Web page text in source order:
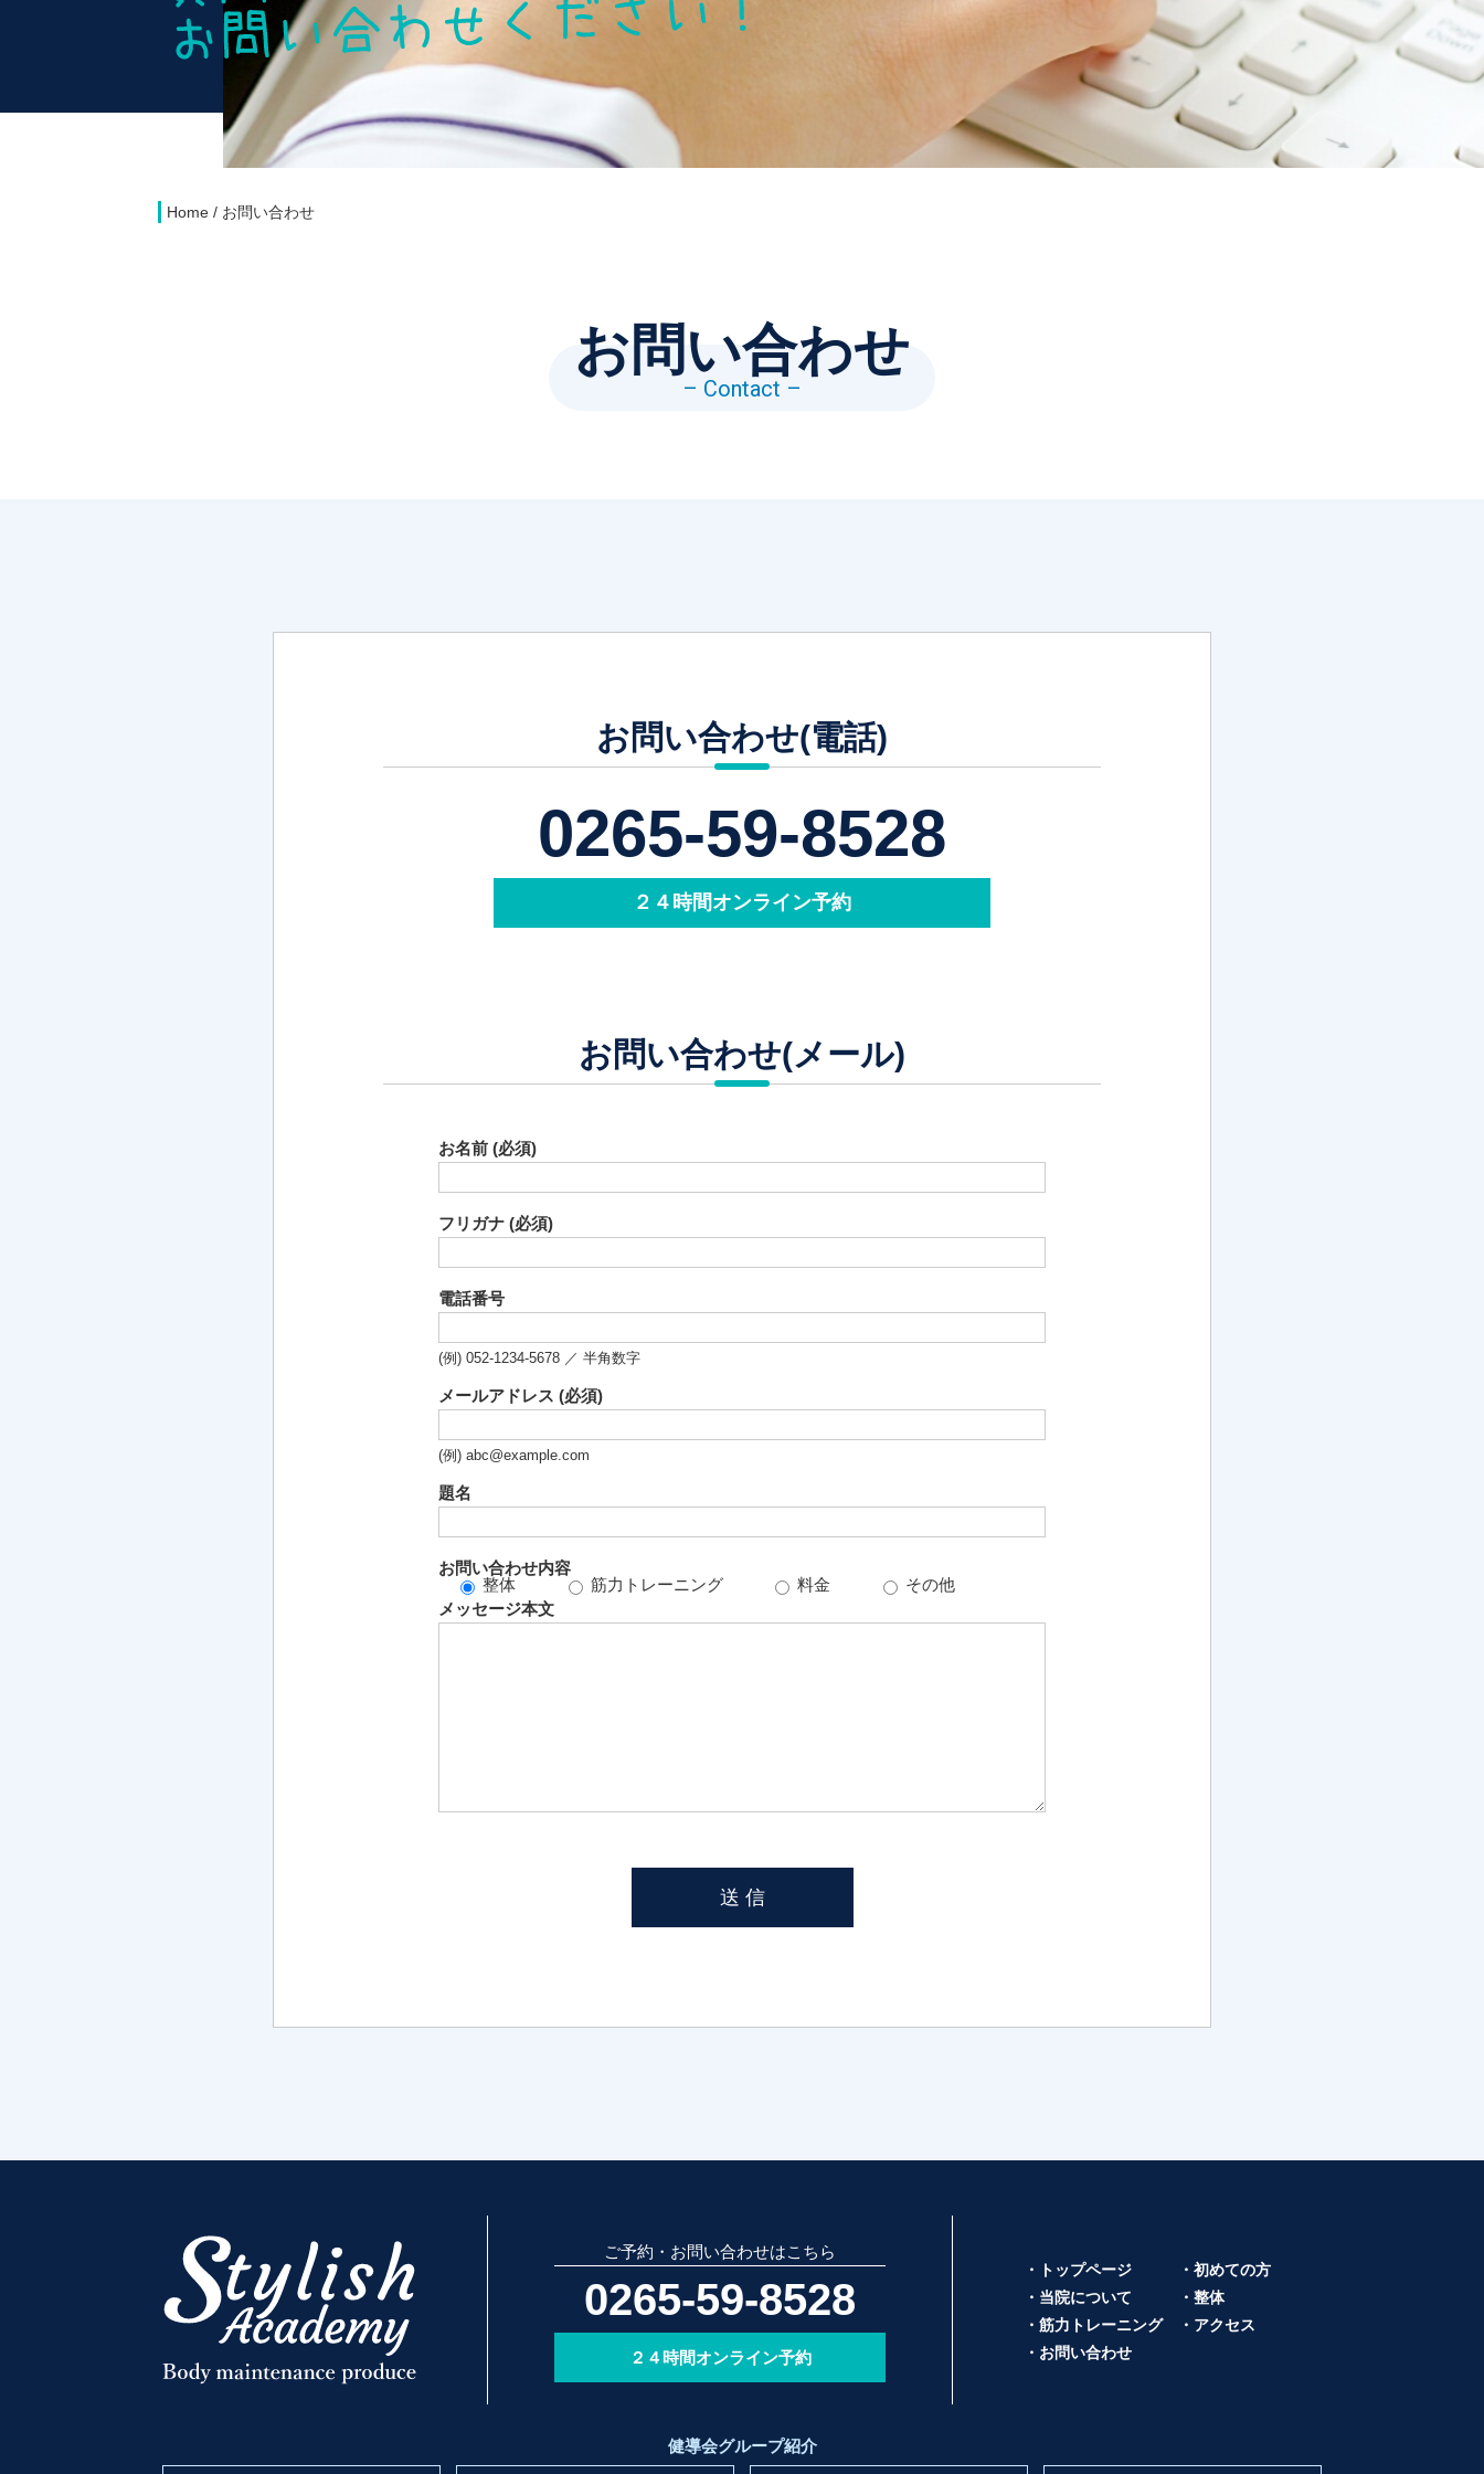
Home / お問い合わせ
お問い合わせ
– Contact –
お問い合わせ(電話)
0265-59-8528
２４時間オンライン予約
お問い合わせ(メール)
お名前 (必須)
フリガナ (必須)
電話番号
(例) 052-1234-5678 ／ 半角数字
メールアドレス (必須)
(例) abc@example.com
題名
お問い合わせ内容
整体
筋力トレーニング 料金
その他
メッセージ本文
ご予約・お問い合わせはこちら
0265-59-8528
２４時間オンライン予約
・トップページ
・初めての方
・当院について
・整体
・筋力トレーニング
・アクセス
・お問い合わせ
健導会グループ紹介